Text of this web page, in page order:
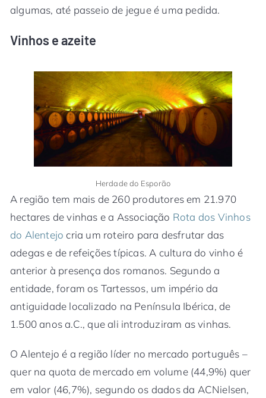
algumas, até passeio de jegue é uma pedida.
Vinhos e azeite
Herdade do Esporão
A região tem mais de 260 produtores em 21.970
hectares de vinhas e a Associação Rota dos Vinhos
do Alentejo cria um roteiro para desfrutar das
adegas e de refeições típicas. A cultura do vinho é
anterior à presença dos romanos. Segundo a
entidade, foram os Tartessos, um império da
antiguidade localizado na Península Ibérica, de
1.500 anos a.C., que ali introduziram as vinhas.
O Alentejo é a região líder no mercado português –
quer na quota de mercado em volume (44,9%) quer
em valor (46,7%), segundo os dados da ACNielsen,